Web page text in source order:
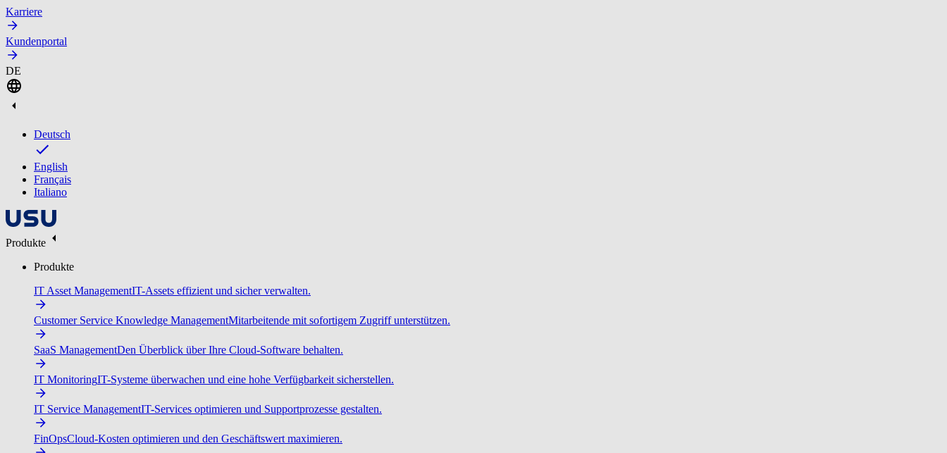
Karriere
Kundenportal
DE
Deutsch
English
Français
Italiano
Produkte
Produkte
IT Asset ManagementIT-Assets effizient und sicher verwalten.
Customer Service Knowledge ManagementMitarbeitende mit sofortigem Zugriff unterstützen.
SaaS ManagementDen Überblick über Ihre Cloud-Software behalten.
IT MonitoringIT-Systeme überwachen und eine hohe Verfügbarkeit sicherstellen.
IT Service ManagementIT-Services optimieren und Supportprozesse gestalten.
FinOpsCloud-Kosten optimieren und den Geschäftswert maximieren.